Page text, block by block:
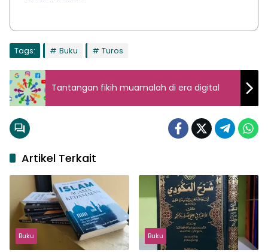
Tags: Buku Turos
Tantangan fikih muamalah di era digital
Artikel Terkait
Buku Buku